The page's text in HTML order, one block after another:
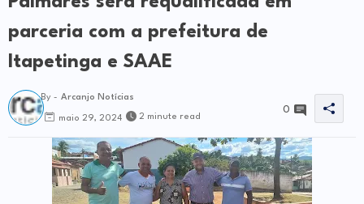
parceria com a prefeitura de
Itapetinga e SAAE
By - Arcanjo Notícias
maio 29, 2024 2 minute read
0